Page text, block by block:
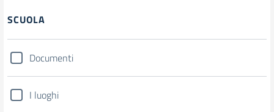
Filtri
SCUOLA
Documenti
I luoghi